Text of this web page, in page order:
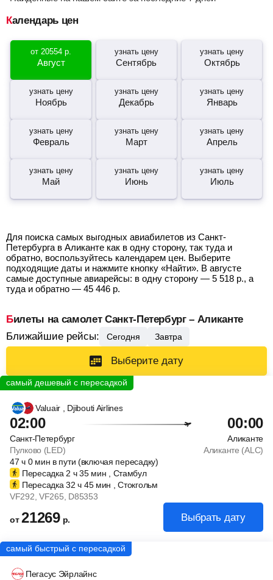
Календарь цен
от20554 р.
Август
узнать цену
Сентябрь
узнать цену
Октябрь
узнать цену
Ноябрь
узнать цену
Декабрь
узнать цену
Январь
узнать цену
Февраль
узнать цену
Март
узнать цену
Апрель
узнать цену
Май
узнать цену
Июнь
узнать цену
Июль
Для поиска самых выгодных авиабилетов из Санкт-
Петербурга в Аликанте как в одну сторону, так туда и
обратно, воспользуйтесь календарем цен. Выберите
подходящие даты и нажмите кнопку «Найти». В августе
самые доступные авиарейсы: в одну сторону — 5 518 р., а
туда и обратно — 45 446 р.
Билеты на самолет Санкт-Петербург – Аликанте
Ближайшие рейсы:
Сегодня Завтра
Выберите дату
Valuair , Djibouti Airlines
02:00 00:00
Санкт-Петербург
Аликанте
Пулково (LED)
Аликанте (ALC)
47ч0 мин в пути (включая пересадку)
Пересадка 2 ч35 мин , Стамбул
Пересадка 32ч 45 мин , Стокгольм
VF292 , VF265 , D85353
от21269 р. Выбрать дату
Пегасус Эйрлайнс